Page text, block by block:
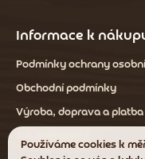
Používáme cookies k
Informace k
Podmínky ochrany
Obchodní podmínky
Výroba, doprava a platba